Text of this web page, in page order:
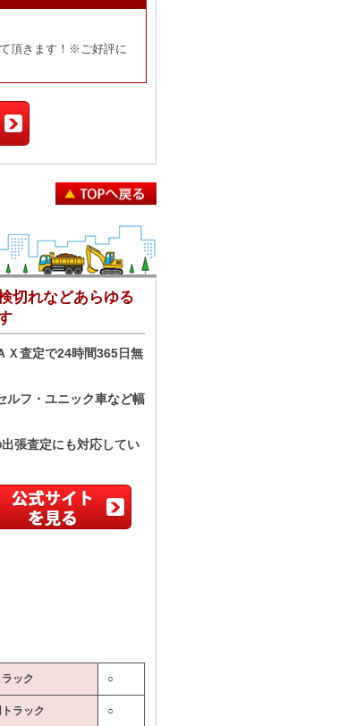
頂きます！※ご好評に
切れなどあらゆる
Ｘ査定で24時間365日無
ルフ・ユニック車など幅
張査定にも対応してい
ック ○
ラック ○